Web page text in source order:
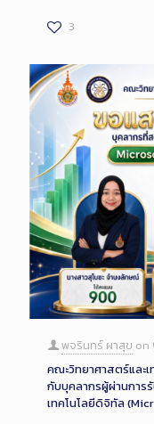
3
พจรินทร์ ผาสุข on
คณะวิทยาศาสตร์และ
กับบุคลากรผู้ผ่านการ
เทคโนโลยีดิจิทัล